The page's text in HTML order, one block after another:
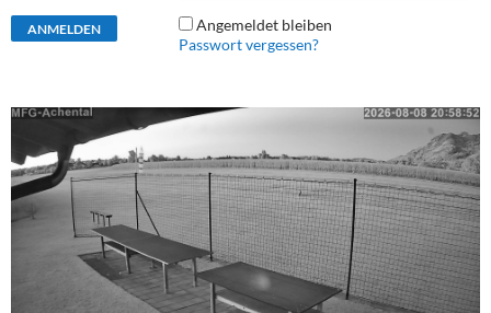
Angemeldet bleiben
Passwort vergessen?